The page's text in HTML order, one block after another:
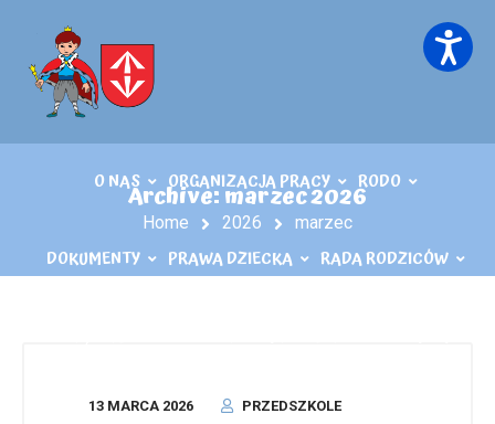
O NAS ORGANIZACJA PRACY RODO
DOKUMENTY PRAWA DZIECKA RADA RODZICÓW
Archive: marzec 2026
Home 2026 marzec
13 MARCA 2026
PRZEDSZKOLE